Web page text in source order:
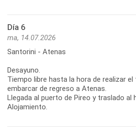
Día 6
ma, 14.07.2026
Santorini - Atenas
Desayuno.
Tiempo libre hasta la hora de realizar
embarcar de regreso a Atenas.
Llegada al puerto de Pireo y traslado al
Alojamiento.